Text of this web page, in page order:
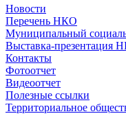
Новости
Перечень НКО
Муниципальный
Выставка-презентация
Контакты
Фотоотчет
Видеоотчет
Полезные ссылки
Территориальное